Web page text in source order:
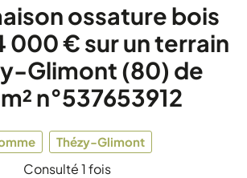
ossature bois
000 € sur un terrain
Glimont (80) de
n°537653912
Thézy-Glimont
Consulté 1 fois